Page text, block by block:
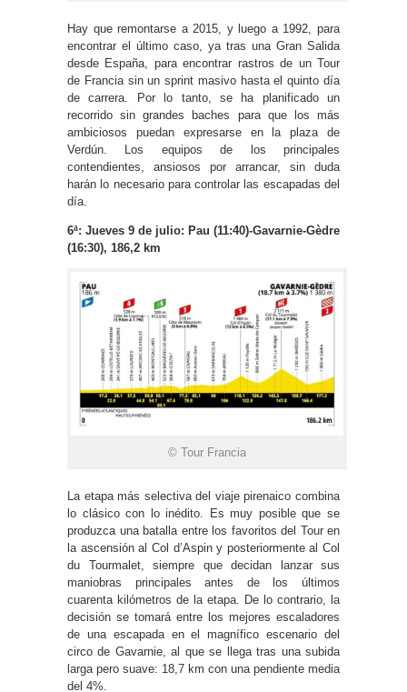
Hay que remontarse a 2015, y luego a 1992, para
encontrar el último caso, ya tras una Gran Salida
desde España, para encontrar rastros de un Tour
de Francia sin un sprint masivo hasta el quinto día
de carrera. Por lo tanto, se ha planificado un
recorrido sin grandes baches para que los más
ambiciosos puedan expresarse en la plaza de
Verdún. Los equipos de los principales
contendientes, ansiosos por arrancar, sin duda
harán lo necesario para controlar las escapadas del
día.
6ª: Jueves 9 de julio: Pau (11:40)-Gavarnie-Gèdre
(16:30), 186,2 km
© Tour Francia
La etapa más selectiva del viaje pirenaico combina
lo clásico con lo inédito. Es muy posible que se
produzca una batalla entre los favoritos del Tour en
la ascensión al Col d’Aspin y posteriormente al Col
du Tourmalet, siempre que decidan lanzar sus
maniobras principales antes de los últimos
cuarenta kilómetros de la etapa. De lo contrario, la
decisión se tomará entre los mejores escaladores
de una escapada en el magnífico escenario del
circo de Gavarnie, al que se llega tras una subida
larga pero suave: 18,7 km con una pendiente media
del 4%.